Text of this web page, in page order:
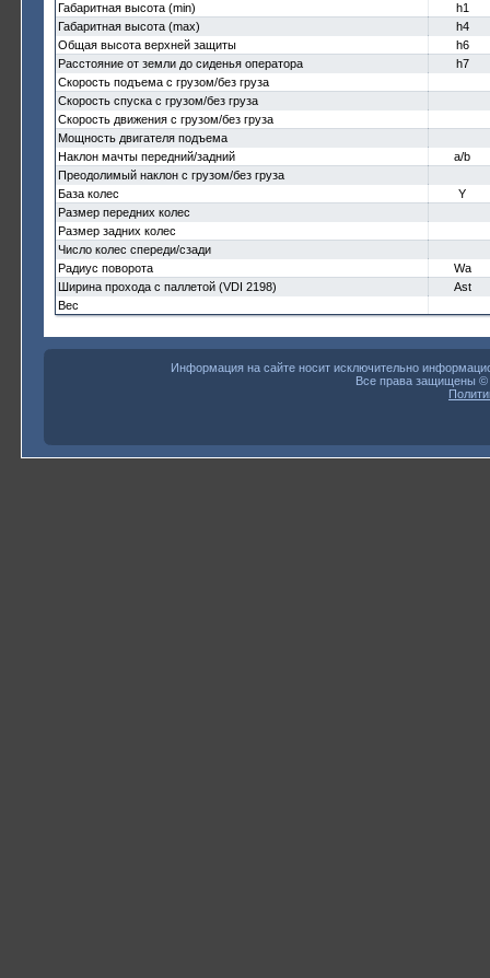
Габаритная высота (min)
h1
Габаритная высота (max)
h4
Общая высота верхней защиты
h6
Расстояние от земли до сиденья оператора
h7
Скорость подъема с грузом/без груза
Скорость спуска с грузом/без груза
Скорость движения с грузом/без груза
Мощность двигателя подъема
Наклон мачты передний/задний
a/b
Преодолимый наклон с грузом/без груза
База колес
Y
Размер передних колес
Размер задних колес
Число колес спереди/сзади
Радиус поворота
Wa
Ширина прохода с паллетой (VDI 2198)
Ast
Вес
Информация на сайте носит исключительно
Все права защищены ©